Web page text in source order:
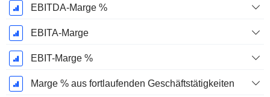
EBITDA-Marge %
EBITA-Marge
EBIT-Marge %
Marge % aus fortlaufenden Geschäftstätigkeiten